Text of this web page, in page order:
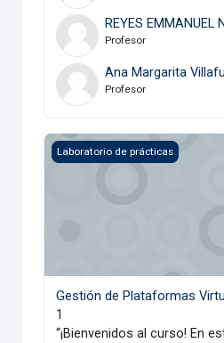
REYES EMMANUEL
Profesor
Ana Margarita
Profesor
Gestión de Plataformas
Laboratorio de prácticas
Gestión de Plataformas
1
“¡Bienvenidos al curso! En